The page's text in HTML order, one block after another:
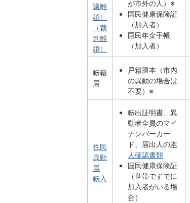
議離
婚）
（裁
判離
婚）
が市外の人）※
国民健康保険証
（加入者）
国民年金手帳
（加入者）
転籍
届
戸籍謄本（市内
の異動の場合は
不要）※
住民
異動
届
転入
転出証明書、異
動者全員のマイ
ナンバーカー
ド、届出人の本
人確認書類
国民健康保険証
（世帯ですでに
加入者がいる場
合）